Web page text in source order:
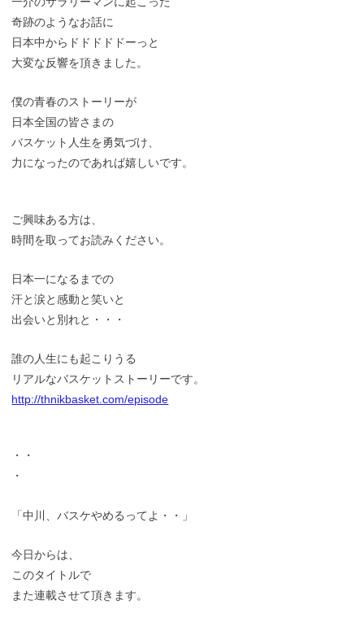
奇跡のようなお話に
日本中からドドドドドーっと
大変な反響を頂きました。
僕の青春のストーリーが
日本全国の皆さまの
バスケット人生を勇気づけ、
力になったのであれば嬉しいです。
ご興味ある方は、
時間を取ってお読みください。
日本一になるまでの
汗と涙と感動と笑いと
出会いと別れと・・・
誰の人生にも起こりうる
リアルなバスケットストーリーです。
http://thnikbasket.com/episode
・・
・
「中川、バスケやめるってよ・・」
今日からは、
このタイトルで
また連載させて頂きます。